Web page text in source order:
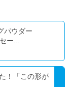
パウダー
ー...
！「この形が